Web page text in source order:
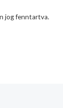
jog fenntartva.